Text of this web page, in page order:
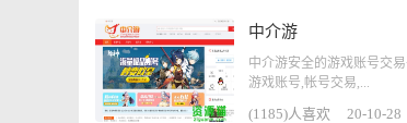
中介游
中介游安全的游戏账号交
游戏账号,帐号交易,...
(1185)人喜欢 20-10-28